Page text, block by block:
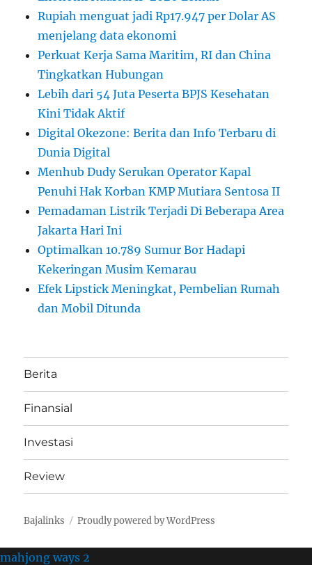
Rupiah menguat jadi Rp17.947 per Dolar AS
menjelang data ekonomi
Perkuat Kerja Sama Maritim, RI dan China
Tingkatkan Hubungan
Lebih dari 54 Juta Peserta BPJS Kesehatan
Kini Tidak Aktif
Digital Okezone: Berita dan Info Terbaru di
Dunia Digital
Menhub Dudy Serukan Operator Kapal
Penuhi Hak Korban KMP Mutiara Sentosa II
Pemadaman Listrik Terjadi Di Beberapa Area
Jakarta Hari Ini
Optimalkan 10.789 Sumur Bor Hadapi
Kekeringan Musim Kemarau
Efek Lipstick Meningkat, Pembelian Rumah
dan Mobil Ditunda
Berita
Finansial
Investasi
Review
Bajalinks Proudly powered by WordPress
mahjong ways 2